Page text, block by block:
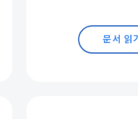
문서 읽기